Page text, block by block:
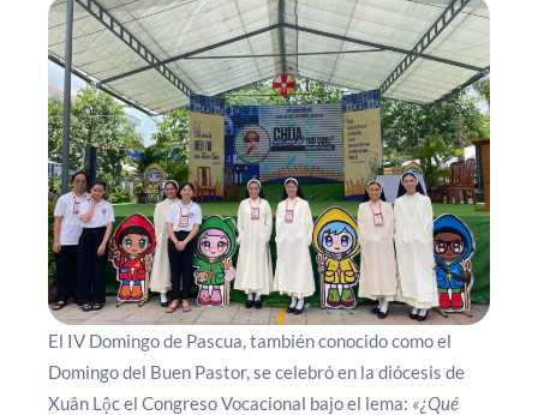
El IV Domingo de Pascua, también conocido como el
Domingo del Buen Pastor, se celebró en la diócesis de
Xuân Lộc el Congreso Vocacional bajo el lema: «¿Qué